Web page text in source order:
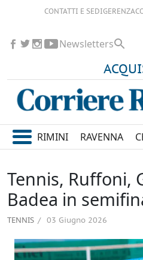
CONTATTI E SEDIGERENZA
Newsletters
RIMINI RAVENNA
Tennis, Ruffoni,
Badea in
TENNIS 03 Giugno 2026